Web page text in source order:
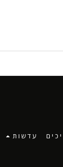
עדשות